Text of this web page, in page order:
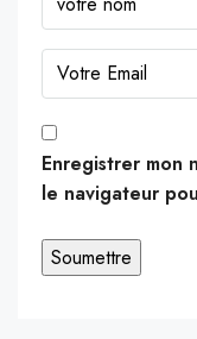
Enregistrer mon
le navigateur